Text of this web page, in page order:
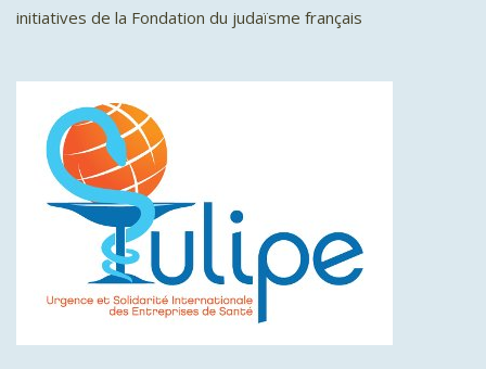
initiatives de la Fondation du judaïsme français